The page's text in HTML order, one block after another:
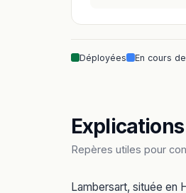
Déployées En cours
Repères utiles pour
Lambersart, située en